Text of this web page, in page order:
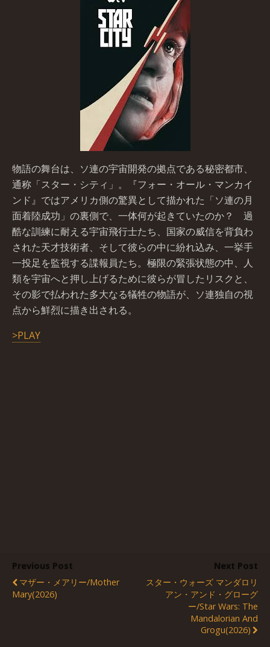
物語の舞台は、ソ連の宇宙開発の拠点である秘密都市、
通称「スター・シティ」。『フォー・オール・マンカイ
ンド』ではアメリカ側の驚異として描かれた「ソ連の月
面着陸成功」の裏側で、一体何が起きていたのか？ 過
酷な訓練に耐える宇宙飛行士たち、国家の威信を背負わ
された天才技術者、そして彼らの中に紛れ込み、一挙手
一投足を監視する諜報員たち。極限の緊張状態の中、人
類を宇宙へと押し上げるために彼らが冒したリスクと、
その影で払われた多大なる犠牲の物語が、ソ連独自の視
点から鮮烈に描き出される。
>PLAY
Previous Post
マザー・メアリー/Mother
Mary(2026)
Next Post
スター・ウォーズ マンダロリ
アン・アンド・グローグ
ー/Star Wars: The
Mandalorian And
Grogu(2026)